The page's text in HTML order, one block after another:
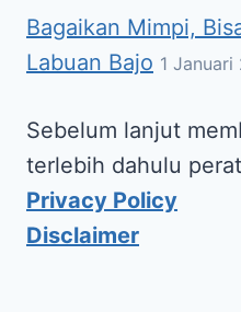
Bagaikan Mimpi,
Labuan Bajo 1 Januari
Sebelum lanjut
terlebih dahulu
Privacy Policy
Disclaimer